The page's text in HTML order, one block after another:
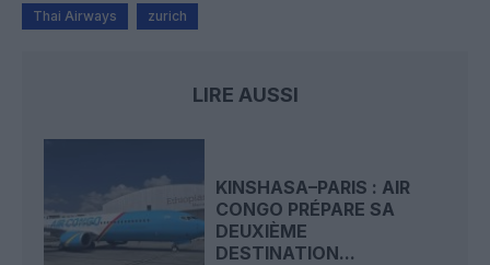
Thai Airways zurich
LIRE AUSSI
KINSHASA–PARIS : AIR
CONGO PRÉPARE SA
DEUXIÈME
DESTINATION...